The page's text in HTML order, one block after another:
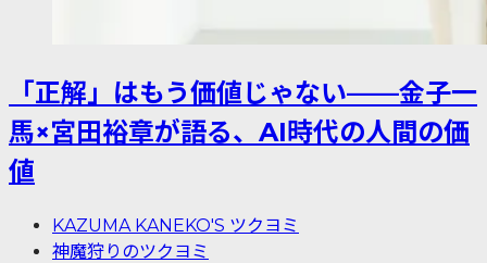
「正解」はもう価値じゃない——金子一
馬×宮田裕章が語る、AI時代の人間の価
値
KAZUMA KANEKO'S ツクヨミ
神魔狩りのツクヨミ